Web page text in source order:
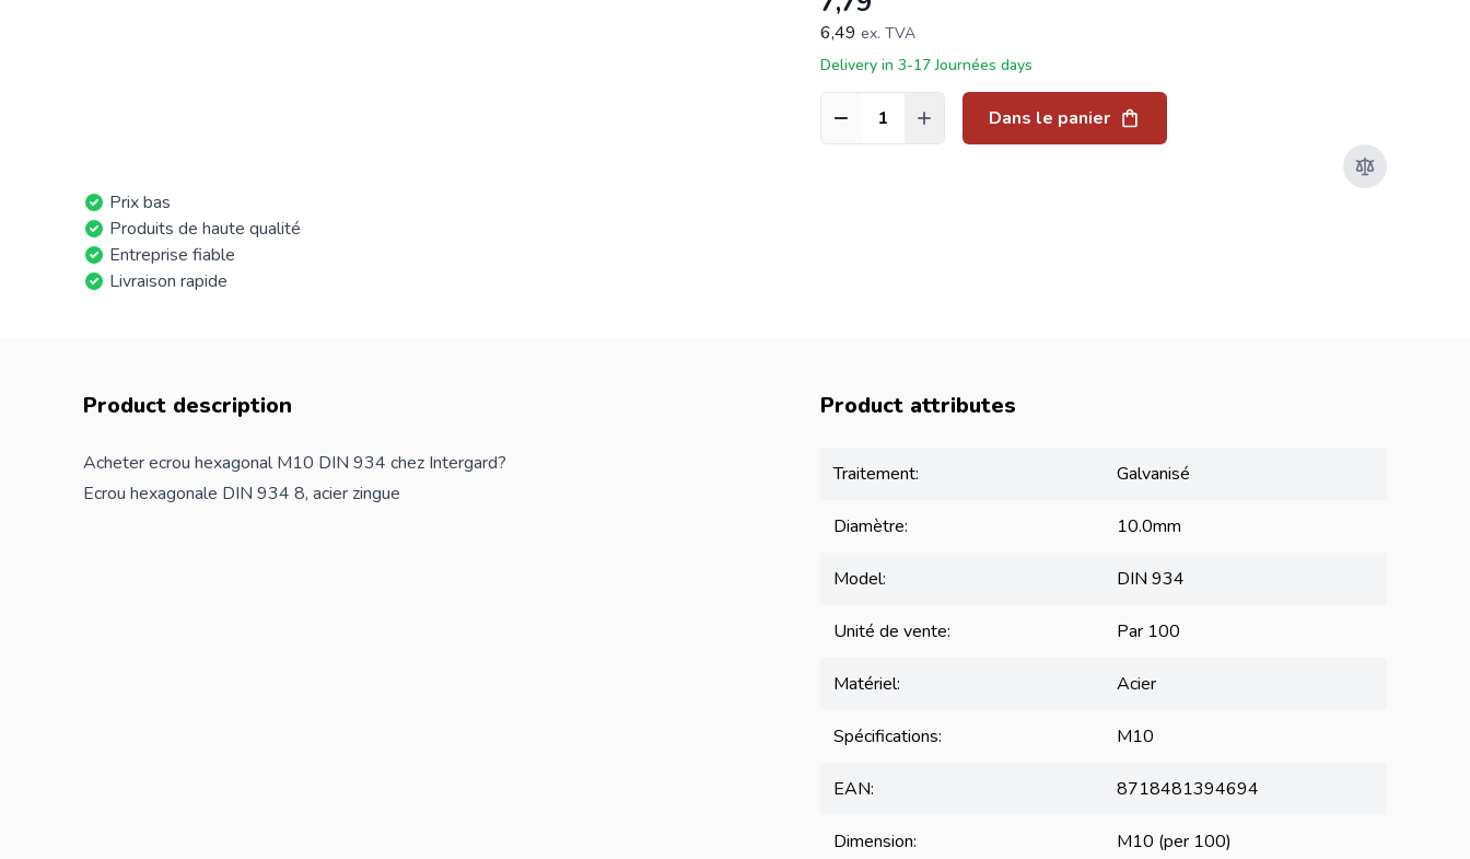
Prix bas
Produits de haute qualité
Entreprise fiable
Livraison rapide
6,49 ex. TVA
Delivery in 3-17 Journées days
Quantité Dans le panier
Product description
Acheter ecrou hexagonal M10 DIN 934 chez Intergard?
Ecrou hexagonale DIN 934 8, acier zingue
Product attributes
Traitement: Galvanisé
Diamètre: 10.0mm
Model: DIN 934
Unité de vente: Par 100
Matériel: Acier
Spécifications: M10
EAN: 8718481394694
Dimension: M10 (per 100)